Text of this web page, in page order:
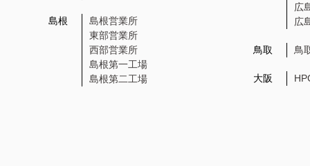
島根
島根営業所
東部営業所
西部営業所
島根第一工場
島根第二工場
広
広
鳥取 鳥
大阪